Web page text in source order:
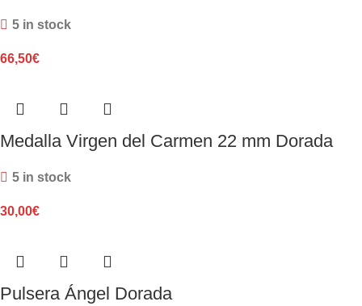
5 in stock
66,50€
Medalla Virgen del Carmen 22 mm Dorada
5 in stock
30,00€
Pulsera Ángel Dorada